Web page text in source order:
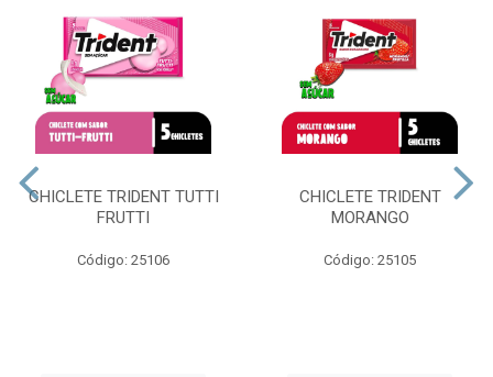
CHICLETE TRIDENT TUTTI
FRUTTI
Código: 25106
CHICLETE TRIDENT
MORANGO
Código: 25105